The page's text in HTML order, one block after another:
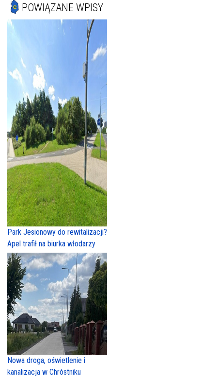
POWIĄZANE WPISY
Park Jesionowy do rewitalizacji?
Apel trafił na biurka włodarzy
Nowa droga, oświetlenie i
kanalizacja w Chróstniku